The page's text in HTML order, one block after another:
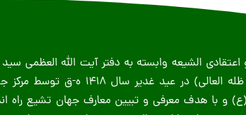
اعتقادی الشیعه وابسته به دفتر آیت الله العظمى
حسینى سیستانى(دام ظله العالی) در عید غدیر سال ١٤١٨ ه-ق
و با هدف معرفی و تبیین معارف جهان تشیع راه